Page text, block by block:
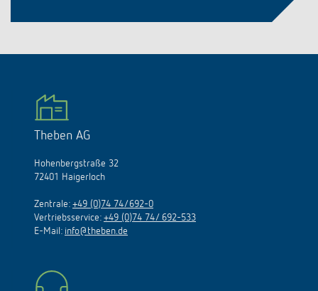
Theben AG
Hohenbergstraße 32
72401 Haigerloch
Zentrale: +49 (0)74 74/692-0
Vertriebsservice: +49 (0)74 74/ 692-533
E-Mail: info@theben.de